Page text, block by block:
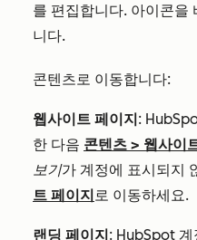
를 편집합니다. 아이콘을
니다.
콘텐츠로 이동합니다:
웹사이트 페이지:
한 다음 콘텐츠 > 웹사이
보기가 계정에 표시되지
트 페이지 로 이동하세요.
랜딩 페이지: HubSpot 계